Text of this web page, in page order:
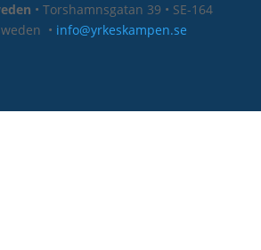
• Torshamnsgatan 39 • SE-164
• info@yrkeskampen.se